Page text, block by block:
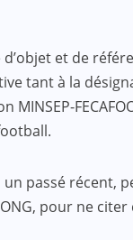
et de
tant à la
MINSEP-
passé
pour ne